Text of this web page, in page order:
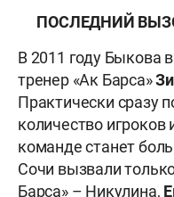
ПОСЛЕДНИЙ
В 2011 году Быкова
тренер «Ак Барса»
Практически сразу
количество игроков
команде станет
Сочи вызвали
Барса» – Никулина,